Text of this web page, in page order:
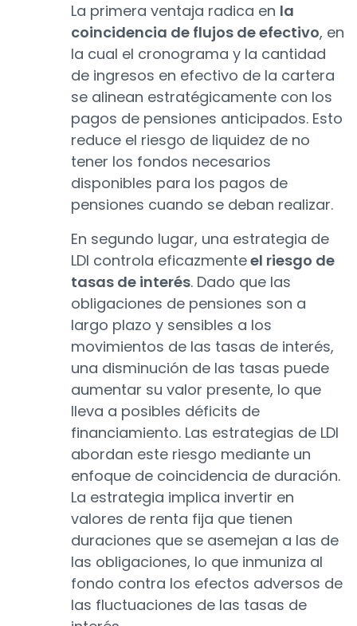
La primera ventaja radica en la
coincidencia de flujos de efectivo, en
la cual el cronograma y la cantidad
de ingresos en efectivo de la cartera
se alinean estratégicamente con los
pagos de pensiones anticipados. Esto
reduce el riesgo de liquidez de no
tener los fondos necesarios
disponibles para los pagos de
pensiones cuando se deban realizar.
En segundo lugar, una estrategia de
LDI controla eficazmenteel riesgo de
tasas de interés. Dado que las
obligaciones de pensiones son a
largo plazo y sensibles a los
movimientos de las tasas de interés,
una disminución de las tasas puede
aumentar su valor presente, lo que
lleva a posibles déficits de
financiamiento. Las estrategias de LDI
abordan este riesgo mediante un
enfoque de coincidencia de duración.
La estrategia implica invertir en
valores de renta fija que tienen
duraciones que se asemejan a las de
las obligaciones, lo que inmuniza al
fondo contra los efectos adversos de
las fluctuaciones de las tasas de